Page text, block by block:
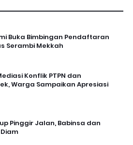
Buka Bimbingan Pendaftaran
Serambi Mekkah
Konflik PTPN dan
Warga Sampaikan Apresiasi
Pinggir Jalan, Babinsa dan